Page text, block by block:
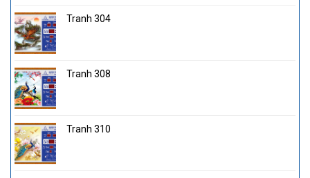
Tranh 304
Tranh 308
Tranh 310